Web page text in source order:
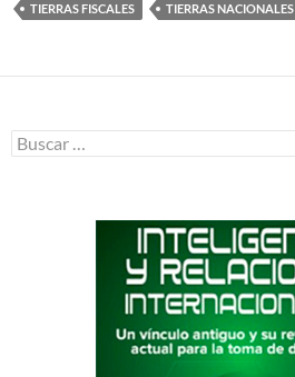
TIERRAS FISCALES
TIERRAS NACIONALES
Buscar: